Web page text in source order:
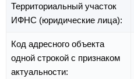
Территориальный участок
ИФНС (юридические лица):
Код адресного объекта
одной строкой с признаком
актуальности: